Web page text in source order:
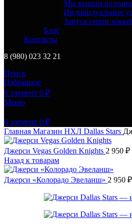
Мы вышли на
Индивидуальные
Запуск серии
Блог
Контакты
8 (980) 023 32 21
Поиск
Избранное
0 элемент 0 ₽
Меню
0 элемент 0 ₽
Главная Магазин НХЛ Dallas Stars
Джерси Vegas Golden Knights 2 950 ₽
Назад к товарам
Джерси «Колорадо Эвеланш» 2 950 ₽